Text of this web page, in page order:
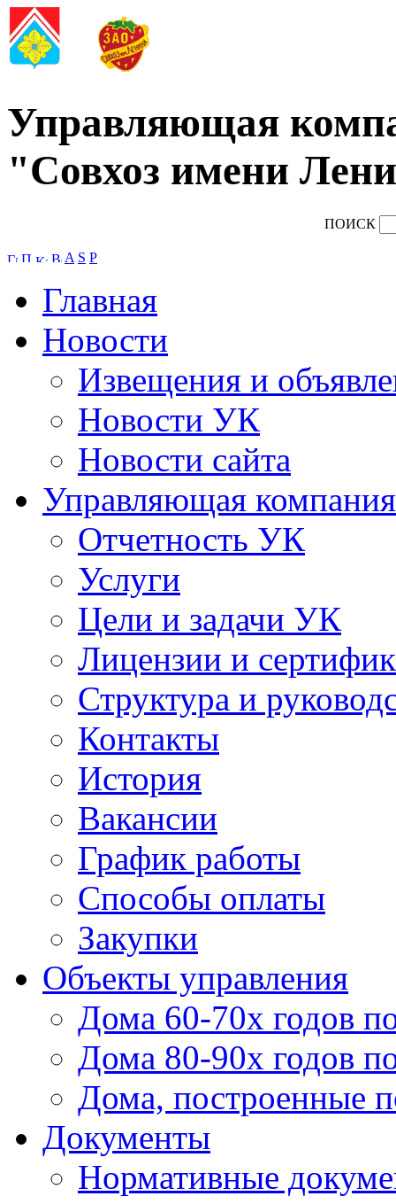
Управляющая
"Совхоз имени
ПОИСК
A S P
Главная
Новости
Извещения и
Новости УК
Новости сайта
Управляющая компания
Отчетность УК
Услуги
Цели и задачи УК
Лицензии и
Структура и
Контакты
История
Вакансии
График работы
Способы оплаты
Закупки
Объекты управления
Дома 60-70х годов
Дома 80-90х годов
Дома, построенные
Документы
Нормативные